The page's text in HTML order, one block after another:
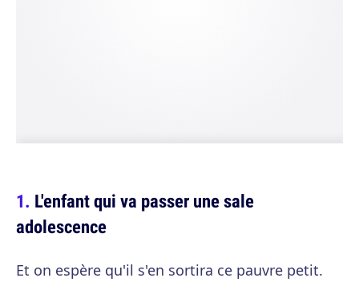
L'enfant qui va passer une sale
adolescence
Et on espère qu'il s'en sortira ce pauvre petit.